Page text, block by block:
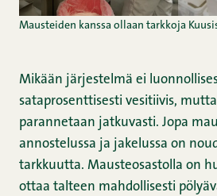
Mausteiden kanssa ollaan tarkkoja
Mikään järjestelmä ei
sataprosenttisesti vesitiivis, mutta
parannetaan jatkuvasti. Jopa
annostelussa ja jakelussa on
tarkkuutta. Mausteosastolla on
ottaa talteen mahdollisesti